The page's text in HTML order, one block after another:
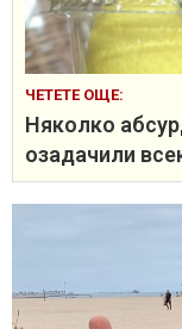
ЧЕТЕТЕ ОЩЕ:
Няколко
озадачили